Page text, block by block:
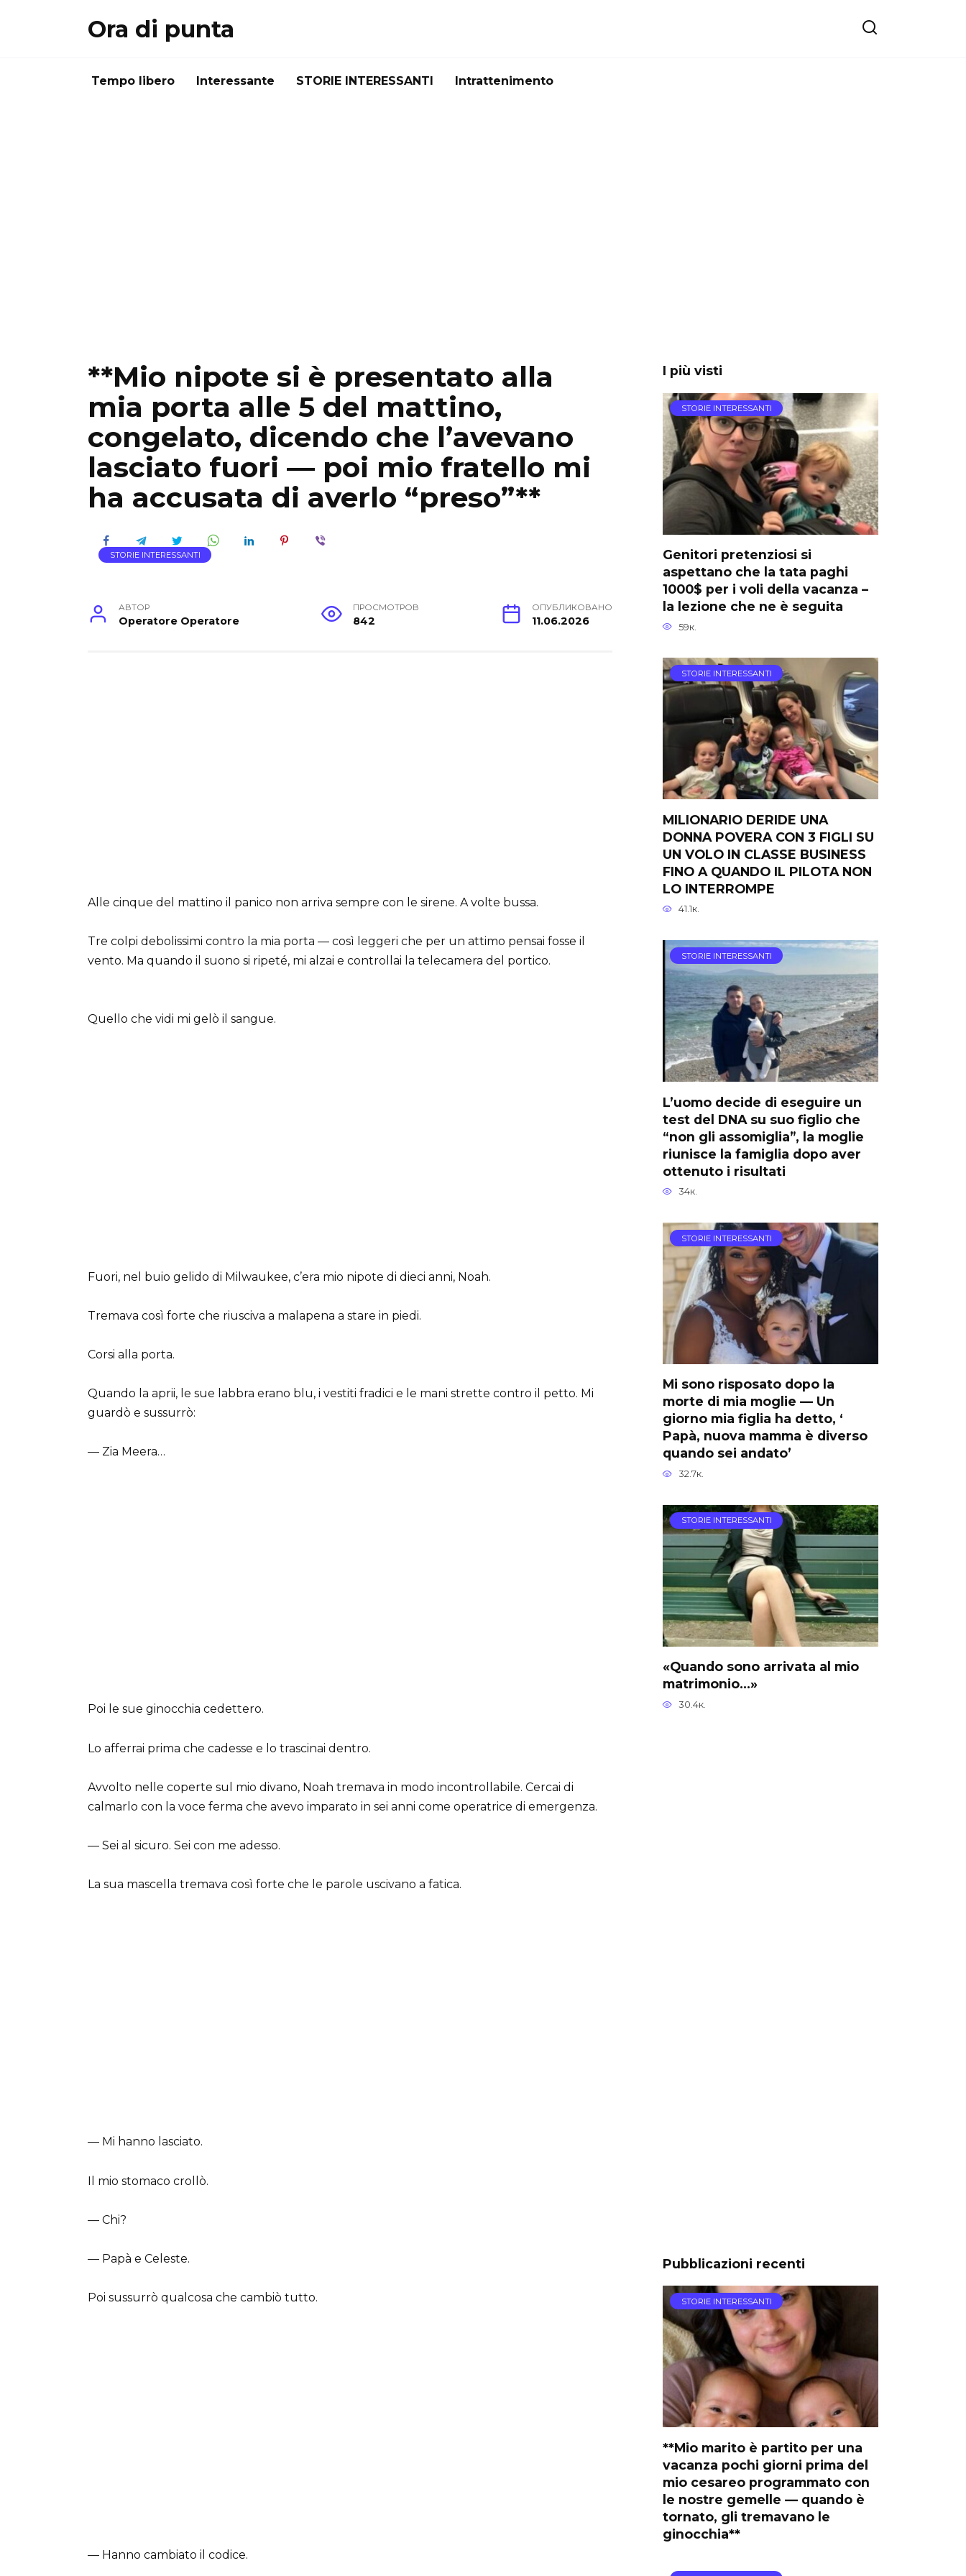
Ora di punta
Tempo libero Interessante STORIE INTERESSANTI Intrattenimento
**Mio nipote si è presentato alla
mia porta alle 5 del mattino,
congelato, dicendo che l’avevano
lasciato fuori — poi mio fratello mi
ha accusata di averlo “preso”**
STORIE INTERESSANTI
АВТОР
Operatore Operatore
ПРОСМОТРОВ
842
ОПУБЛИКОВАНО
11.06.2026
Alle cinque del mattino il panico non arriva sempre con le sirene. A volte bussa.
Tre colpi debolissimi contro la mia porta — così leggeri che per un attimo pensai fosse il
vento. Ma quando il suono si ripeté, mi alzai e controllai la telecamera del portico.
Quello che vidi mi gelò il sangue.
Fuori, nel buio gelido di Milwaukee, c’era mio nipote di dieci anni, Noah.
Tremava così forte che riusciva a malapena a stare in piedi.
Corsi alla porta.
Quando la aprii, le sue labbra erano blu, i vestiti fradici e le mani strette contro il petto. Mi
guardò e sussurrò:
— Zia Meera…
Poi le sue ginocchia cedettero.
Lo afferrai prima che cadesse e lo trascinai dentro.
Avvolto nelle coperte sul mio divano, Noah tremava in modo incontrollabile. Cercai di
calmarlo con la voce ferma che avevo imparato in sei anni come operatrice di emergenza.
— Sei al sicuro. Sei con me adesso.
La sua mascella tremava così forte che le parole uscivano a fatica.
— Mi hanno lasciato.
Il mio stomaco crollò.
— Chi?
— Papà e Celeste.
Poi sussurrò qualcosa che cambiò tutto.
— Hanno cambiato il codice.
I più visti
STORIE INTERESSANTI
Genitori pretenziosi si
aspettano che la tata paghi
1000$ per i voli della vacanza –
la lezione che ne è seguita
59к.
STORIE INTERESSANTI
MILIONARIO DERIDE UNA
DONNA POVERA CON 3 FIGLI SU
UN VOLO IN CLASSE BUSINESS
FINO A QUANDO IL PILOTA NON
LO INTERROMPE
41.1к.
STORIE INTERESSANTI
L’uomo decide di eseguire un
test del DNA su suo figlio che
“non gli assomiglia”, la moglie
riunisce la famiglia dopo aver
ottenuto i risultati
34к.
STORIE INTERESSANTI
Mi sono risposato dopo la
morte di mia moglie — Un
giorno mia figlia ha detto, ‘
Papà, nuova mamma è diverso
quando sei andato’
32.7к.
STORIE INTERESSANTI
«Quando sono arrivata al mio
matrimonio…»
30.4к.
Pubblicazioni recenti
STORIE INTERESSANTI
**Mio marito è partito per una
vacanza pochi giorni prima del
mio cesareo programmato con
le nostre gemelle — quando è
tornato, gli tremavano le
ginocchia**